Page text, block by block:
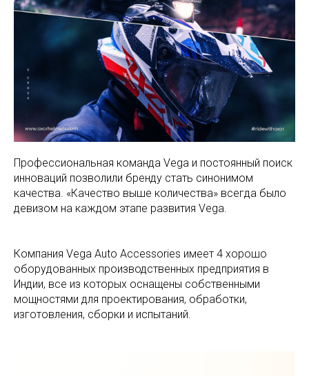
Профессиональная команда Vega и постоянный поиск
инноваций позволили бренду стать синонимом
качества. «Качество выше количества» всегда было
девизом на каждом этапе развития Vega.
Компания Vega Auto Accessories имеет 4 хорошо
оборудованных производственных предприятия в
Индии, все из которых оснащены собственными
мощностями для проектирования, обработки,
изготовления, сборки и испытаний.